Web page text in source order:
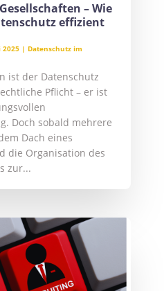
– Wie
effizient
2025| Datenschutz im
ist der Datenschutz
Pflicht – er ist
Doch sobald mehrere
Dach eines
die Organisation des
zur...